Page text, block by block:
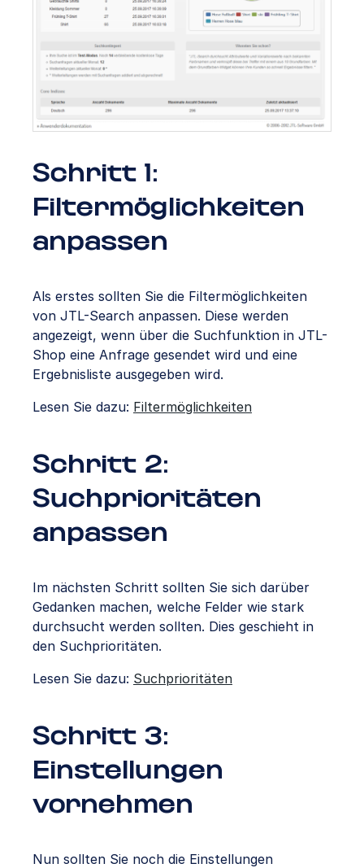
Schritt 1:
Filtermöglichkeiten
anpassen
Als erstes sollten Sie die Filtermöglichkeiten
von JTL-Search anpassen. Diese werden
angezeigt, wenn über die Suchfunktion in JTL-
Shop eine Anfrage gesendet wird und eine
Ergebnisliste ausgegeben wird.
Lesen Sie dazu: Filtermöglichkeiten
Schritt 2:
Suchprioritäten
anpassen
Im nächsten Schritt sollten Sie sich darüber
Gedanken machen, welche Felder wie stark
durchsucht werden sollten. Dies geschieht in
den Suchprioritäten.
Lesen Sie dazu: Suchprioritäten
Schritt 3:
Einstellungen
vornehmen
Nun sollten Sie noch die Einstellungen